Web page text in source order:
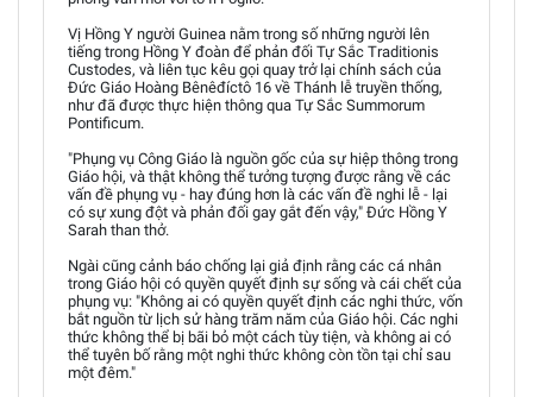
Vị Hồng Y người Guinea nằm trong số những người lên
tiếng trong Hồng Y đoàn để phản đối Tự Sắc Traditionis
Custodes, và liên tục kêu gọi quay trở lại chính sách của
Đức Giáo Hoàng Bênêđíctô 16 về Thánh lễ truyền thống,
như đã được thực hiện thông qua Tự Sắc Summorum
Pontificum.
"Phụng vụ Công Giáo là nguồn gốc của sự hiệp thông trong
Giáo hội, và thật không thể tưởng tượng được rằng về các
vấn đề phụng vụ - hay đúng hơn là các vấn đề nghi lễ - lại
có sự xung đột và phản đối gay gắt đến vậy," Đức Hồng Y
Sarah than thở.
Ngài cũng cảnh báo chống lại giả định rằng các cá nhân
trong Giáo hội có quyền quyết định sự sống và cái chết của
phụng vụ: "Không ai có quyền quyết định các nghi thức, vốn
bắt nguồn từ lịch sử hàng trăm năm của Giáo hội. Các nghi
thức không thể bị bãi bỏ một cách tùy tiện, và không ai có
thể tuyên bố rằng một nghi thức không còn tồn tại chỉ sau
một đêm."